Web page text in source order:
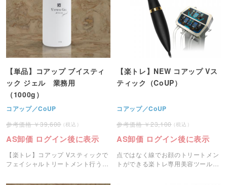
【単品】コアップ ブイスティ
ック ジェル 業務用
（1000g）
コアップ／CoUP
39,600
AS卸価 ログイン後に表示
【楽トレ】コアップ Vスティックで
フェイシャルトリートメント行う際
【楽トレ】NEW コアップ Vス
ティック（CoUP）
コアップ／CoUP
23,100
AS卸価 ログイン後に表示
点ではなく線でお顔のトリートメン
トができる楽トレ専用美容ツール